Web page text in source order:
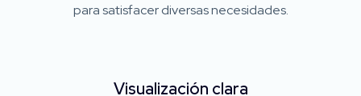
para satisfacer diversas necesidades.
Visualización clara